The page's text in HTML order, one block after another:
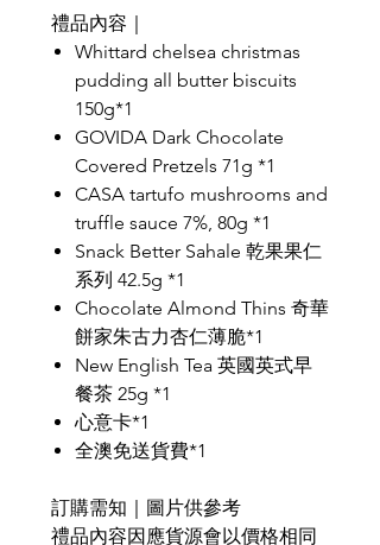
禮品內容｜
Whittard chelsea christmas
pudding all butter biscuits
150g*1
GOVIDA Dark Chocolate
Covered Pretzels 71g *1
CASA tartufo mushrooms and
truffle sauce 7%, 80g *1
Snack Better Sahale 乾果果仁
系列 42.5g *1
Chocolate Almond Thins 奇華
餅家朱古力杏仁薄脆*1
New English Tea 英國英式早
餐茶 25g *1
心意卡*1
全澳免送貨費*1
訂購需知｜圖片供參考
禮品內容因應貨源會以價格相同